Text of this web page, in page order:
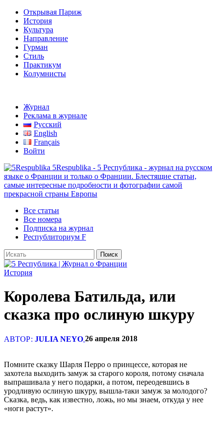
Открывая Париж
История
Культура
Направление
Гурман
Стиль
Практикум
Колумнисты
Журнал
Реклама в журнале
Русский
English
Français
Войти
5Respublika - 5 Республика - журнал на русском
языке о Франции и только о Франции. Блестящие статьи,
самые интересные подробности и фотографии самой
прекрасной страны Европы
Все статьи
Все номера
Подписка на журнал
Республиториум F
История
Королева Батильда, или
сказка про ослиную шкуру
АВТОР: JULIA NEYO 26 апреля 2018
Помните сказку Шарля Перро о принцессе, которая не
захотела выходить замуж за старого короля, потому сначала
выпрашивала у него подарки, а потом, переодевшись в
уродливую ослиную шкуру, вышла-таки замуж за молодого?
Сказка, ведь, как известно, ложь, но мы знаем, откуда у нее
«ноги растут».